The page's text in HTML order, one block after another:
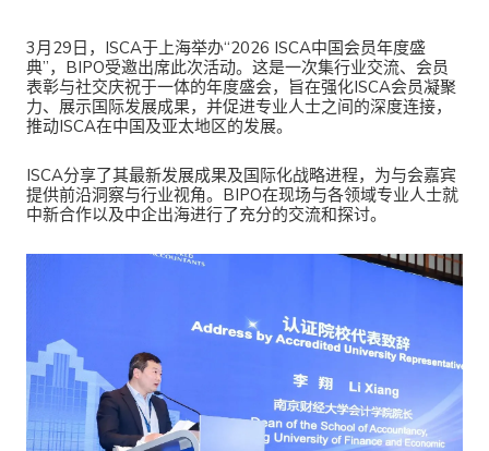
3月29日，ISCA于上海举办“2026 ISCA中国会员年度盛
典”，BIPO受邀出席此次活动。这是一次集行业交流、会员
表彰与社交庆祝于一体的年度盛会，旨在强化ISCA会员凝聚
力、展示国际发展成果，并促进专业人士之间的深度连接，
推动ISCA在中国及亚太地区的发展。
ISCA分享了其最新发展成果及国际化战略进程，为与会嘉宾
提供前沿洞察与行业视角。BIPO在现场与各领域专业人士就
中新合作以及中企出海进行了充分的交流和探讨。